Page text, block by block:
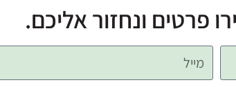
פרטים ונחזור אליכם.